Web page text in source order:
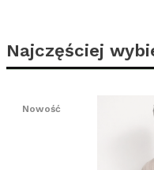
Najczęściej
Nowość